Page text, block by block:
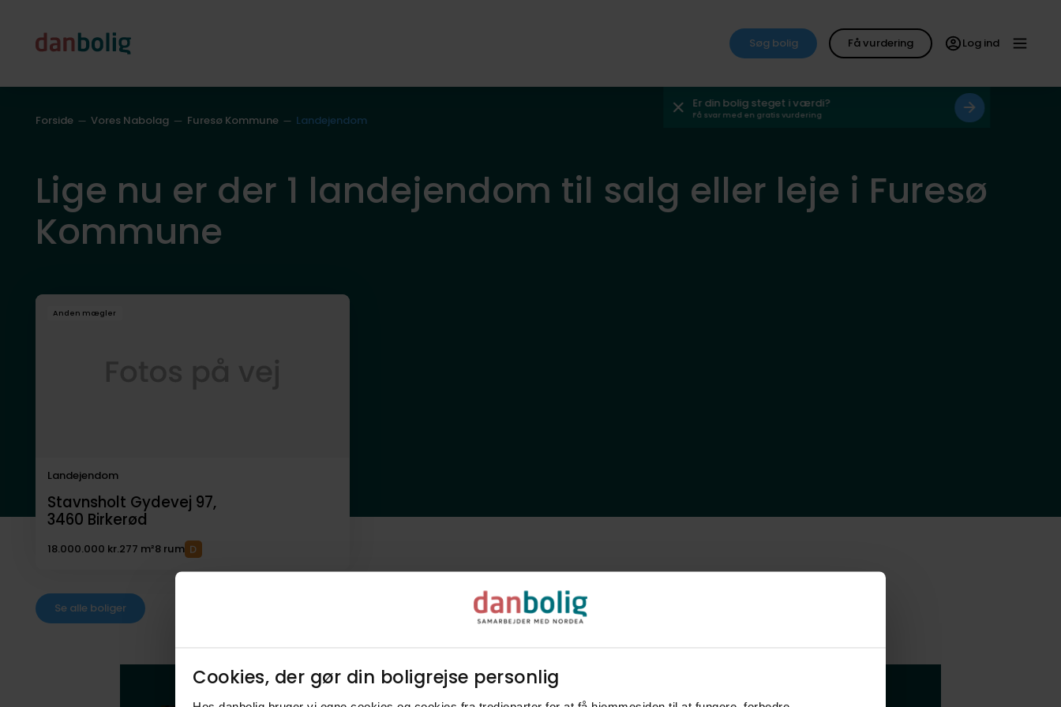
Cookies, der gør din boligrejse personlig​
Søg bolig Få vurdering Log ind
Er din bolig steget i værdi?
Få svar med en gratis vurdering
Forside Vores Nabolag Furesø Kommune Landejendom
Lige nu er der 1 landejendom til salg eller leje i Furesø
Kommune
Anden mægler
Landejendom
Stavnsholt Gydevej 97,
3460 Birkerød
18.000.000 kr.277 m²8 rum
Se alle boliger